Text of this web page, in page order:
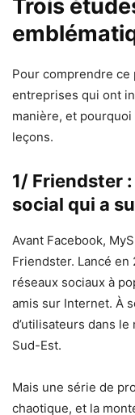
Trois
Pour comprendre
entreprises qui ont
manière, et
leçons.
1/ Friendster
social qui a
Avant Facebook,
Friendster. Lancé en
réseaux sociaux à
amis sur Internet. À
d’utilisateurs dans
Sud-Est.
Mais une série de
chaotique, et la